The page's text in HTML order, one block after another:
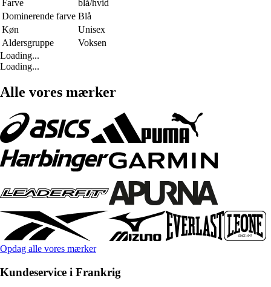
Farve
blå/hvid
Dominerende farve Blå
Køn
Unisex
Aldersgruppe
Voksen
Loading...
Loading...
Alle vores mærker
Opdag alle vores mærker
Kundeservice i Frankrig